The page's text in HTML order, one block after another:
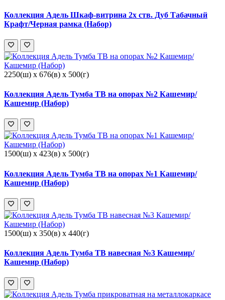
Коллекция Адель Шкаф-витрина 2х ств. Дуб Табачный
Крафт/Черная рамка (Набор)
2250(ш) x 676(в) x 500(г)
Коллекция Адель Тумба ТВ на опорах №2 Кашемир/
Кашемир (Набор)
1500(ш) x 423(в) x 500(г)
Коллекция Адель Тумба ТВ на опорах №1 Кашемир/
Кашемир (Набор)
1500(ш) x 350(в) x 440(г)
Коллекция Адель Тумба ТВ навесная №3 Кашемир/
Кашемир (Набор)